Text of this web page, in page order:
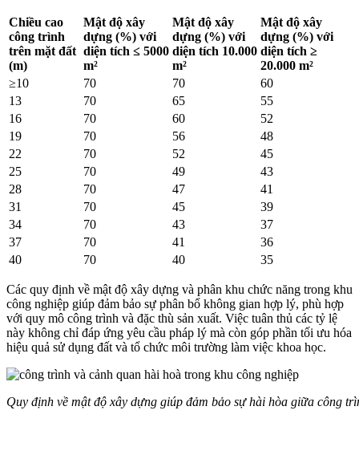
Chiều cao
công trình
trên mặt đất
(m)
Mật độ xây
dựng (%) với
diện tích ≤ 5000
m²
Mật độ xây
dựng (%) với
diện tích 10.000
m²
Mật độ xây
dựng (%) với
diện tích ≥
20.000 m²
≥10
70 70
60
13
70 65
55
16
70 60
52
19
70 56
48
22
70 52
45
25
70 49
43
28
70 47
41
31
70 45
39
34
70 43
37
37
70 41
36
40
70 40 35
Các quy định về mật độ xây dựng và phân khu chức năng trong khu
công nghiệp giúp đảm bảo sự phân bổ không gian hợp lý, phù hợp
với quy mô công trình và đặc thù sản xuất. Việc tuân thủ các tỷ lệ
này không chỉ đáp ứng yêu cầu pháp lý mà còn góp phần tối ưu hóa
hiệu quả sử dụng đất và tổ chức môi trường làm việc khoa học.
Quy định về mật độ xây dựng giúp đảm bảo sự hài hòa giữa công